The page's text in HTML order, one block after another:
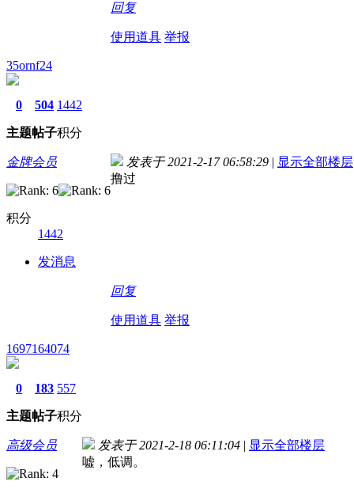
回复
使用道具 举报
35ornf24
0
主题
504
帖子
1442
积分
金牌会员
积分
1442
发消息
发表于 2021-2-17 06:58:29 | 显示全部楼层
撸过
回复
使用道具 举报
1697164074
0
主题
183
帖子
557
积分
高级会员 发表于 2021-2-18 06:11:04 | 显示全部楼层
嘘，低调。